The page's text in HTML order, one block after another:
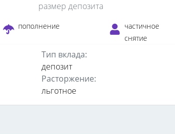
размер депозита
пополнение
частичное
снятие
Тип вклада:
депозит
Расторжение:
льготное